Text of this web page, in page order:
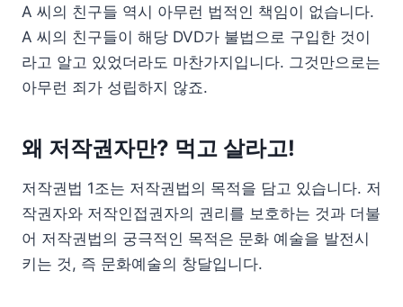
A 씨의 친구들 역시 아무런 법적인 책임이 없습니다.
A 씨의 친구들이 해당 DVD가 불법으로 구입한 것이
라고 알고 있었더라도 마찬가지입니다. 그것만으로는
아무런 죄가 성립하지 않죠.
왜 저작권자만? 먹고 살라고!
저작권법 1조는 저작권법의 목적을 담고 있습니다. 저
작권자와 저작인접권자의 권리를 보호하는 것과 더불
어 저작권법의 궁극적인 목적은 문화 예술을 발전시
키는 것, 즉 문화예술의 창달입니다.